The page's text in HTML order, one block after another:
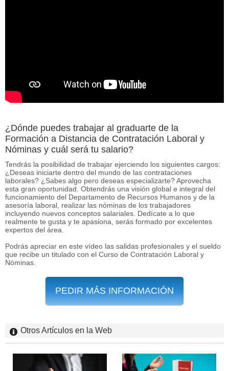
¿Dónde puedes trabajar al graduarte de la
Formación a Distancia de Contratación Laboral y
Nóminas y cuál será tu salario?
Tendrás la posibilidad de trabajar ejerciendo los siguientes cargos:
¿Deseas iniciarte dentro del mundo de las contrataciones
laborales? ¿Sabes algo pero deseas especializarte? Aprovecha
esta gran oportunidad. Obtendrás una visión global e integral del
funcionamiento del Departamento de Recursos Humanos y de la
asesoría laboral, realizar las nóminas de los trabajadores
incluyendo nuevos conceptos salariales. Dedícate a lo que
realmente te gusta y te apasiona, serás formado por excelentes
expertos del área.
Podrás apreciar en este vídeo las salidas profesionales y el sueldo
que recibe un titulado con el Curso de Contratación Laboral y
Nóminas.
PEDIR MÁS INFORMACIÓN
Otros Artículos en la Web